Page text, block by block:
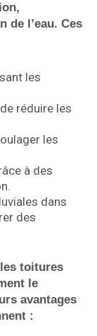
de l’eau. Ces
les
réduire les
les
à des
dans
des
toitures
le
avantages
: